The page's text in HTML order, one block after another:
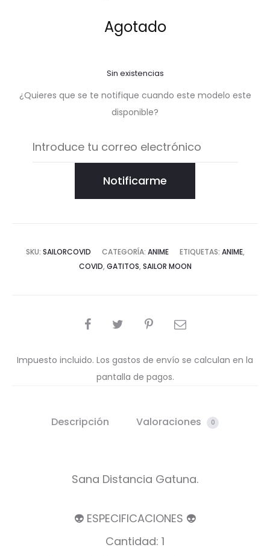
Agotado
Sin existencias
¿Quieres que se te notifique cuando este modelo este
disponible?
Notificarme
SKU: SAILORCOVID CATEGORÍA: ANIME ETIQUETAS: ANIME,
COVID, GATITOS, SAILOR MOON
COMPARTIR
Impuesto incluido. Los gastos de envío se calculan en la
pantalla de pagos.
Descripción Valoraciones 0
Sana Distancia Gatuna.
👽 ESPECIFICACIONES 👽
Cantidad: 1